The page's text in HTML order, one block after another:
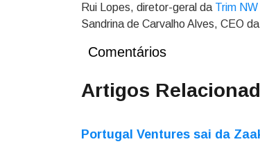
Rui Lopes, diretor-geral da Trim NW
Sandrina de Carvalho Alves, CEO da
Comentários
Artigos
Portugal Ventures sai da